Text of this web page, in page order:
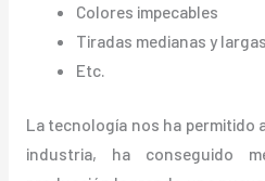
Colores impecables
Tiradas medianas y largas
Etc.
La tecnología nos ha permitido
industria, ha conseguido